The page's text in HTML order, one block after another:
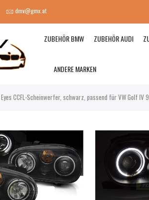
dmv@gmx.at
ZUBEHÖR BMW ZUBEHÖR AUDI
ANDERE MARKEN
CCFL-Scheinwerfer, schwarz, passend für VW Golf IV